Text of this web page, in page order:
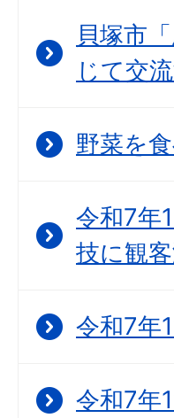
貝塚市
じて交
野菜を
令和7年
技に観客
令和7年
令和7年